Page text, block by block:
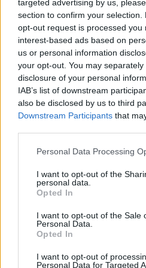
targeted advertising by us,
section to confirm your
opt-out request is processed you
interest-based ads based on
us or personal information
your opt-out. You may
disclosure of your personal
IAB’s list of downstream
also be disclosed by us to third
Downstream Participants that
Personal Data Processing
I want to opt-out of the
personal data.
Opted In
I want to opt-out of the Sale
Personal Data.
Opted In
I want to opt-out of
Personal Data for Targeted
mimořádné publicity, ale i témata,
jsou ale pro společnost závažná.
Muž, který vrací život
Karneckim o revitalizacích
3.4.2023 | PRAHA ( Ekolist.cz
Diskuse: 10
prostředí Magistrátu hlavního města
tom, jak se v Praze s obnovou
projekty provázejí. Praha se dnes
přestože veřejnost k nim byla
místa s pestrou přírodou, kam
Vzrostlé stromy potřebují
správně, říká muž, který pro
Diskuse: 4